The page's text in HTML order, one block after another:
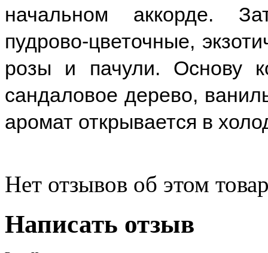
начальном аккорде.
пудрово-цветочные,
розы и пачули. Основу
сандаловое дерево,
аромат открывается в
Нет отзывов об этом
Написать отзыв